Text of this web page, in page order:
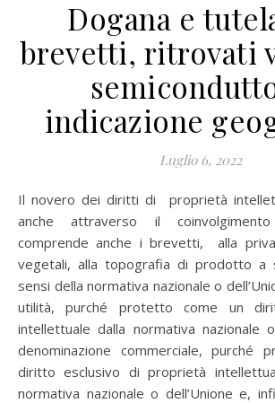
Dogana e
brevetti, ritrovati
indicazione
Luglio 6, 2022
Il novero dei diritti di proprietà intellettuale da tutelare
anche attraverso il
comprende anche i brevetti, alla
vegetali, alla topografia di prodotto a
sensi della normativa nazionale o
utilità, purché protetto come un
intellettuale dalla normativa nazionale o
denominazione commerciale, purché
diritto esclusivo di proprietà
normativa nazionale o dell’Unione e,